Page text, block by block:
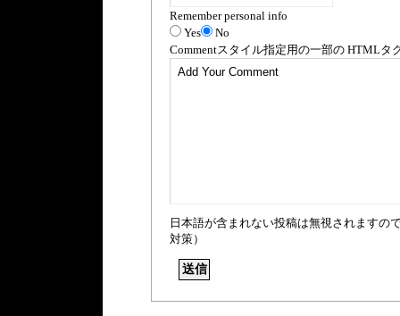
Remember personal info
Yes
No
Commentスタイル指定用の一部の HTMLタ
日本語が含まれない投稿は無視されますの
対策）